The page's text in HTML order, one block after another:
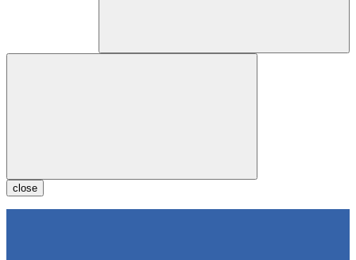
close